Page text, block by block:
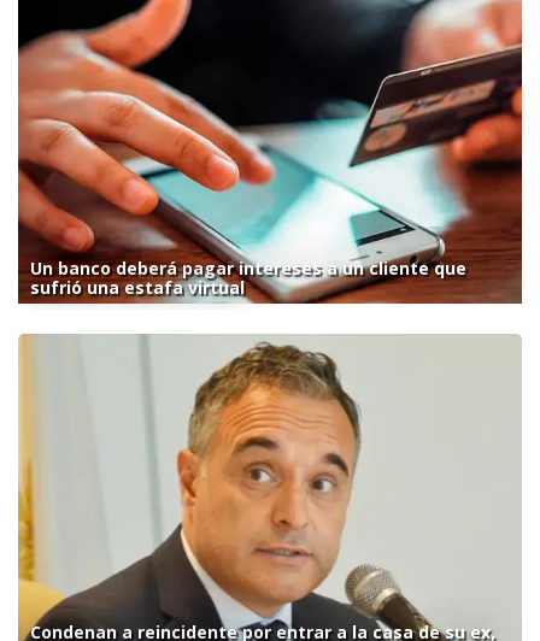
Un banco deberá pagar intereses a un cliente que
sufrió una estafa virtual
Condenan a reincidente por entrar a la casa de su ex,